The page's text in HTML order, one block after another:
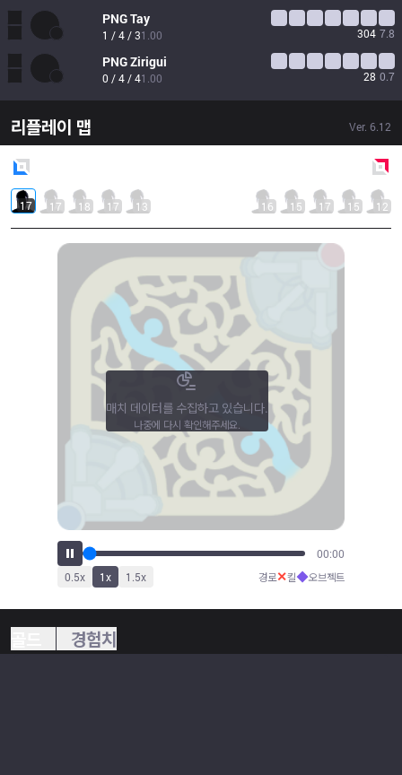
PNGTay
1 / 4 / 31.00 304 7.8
PNGZirigui
0 / 4 / 41.00 28 0.7
리플레이 맵 Ver. 6.12
17 17 18 17 13 16 15 17 15 12
00:00
0.5x 1x 1.5x 경로✕킬◆오브젝트
매치 데이터를 수집하고 있습니다.
나중에 다시 확인해주세요.
경험치